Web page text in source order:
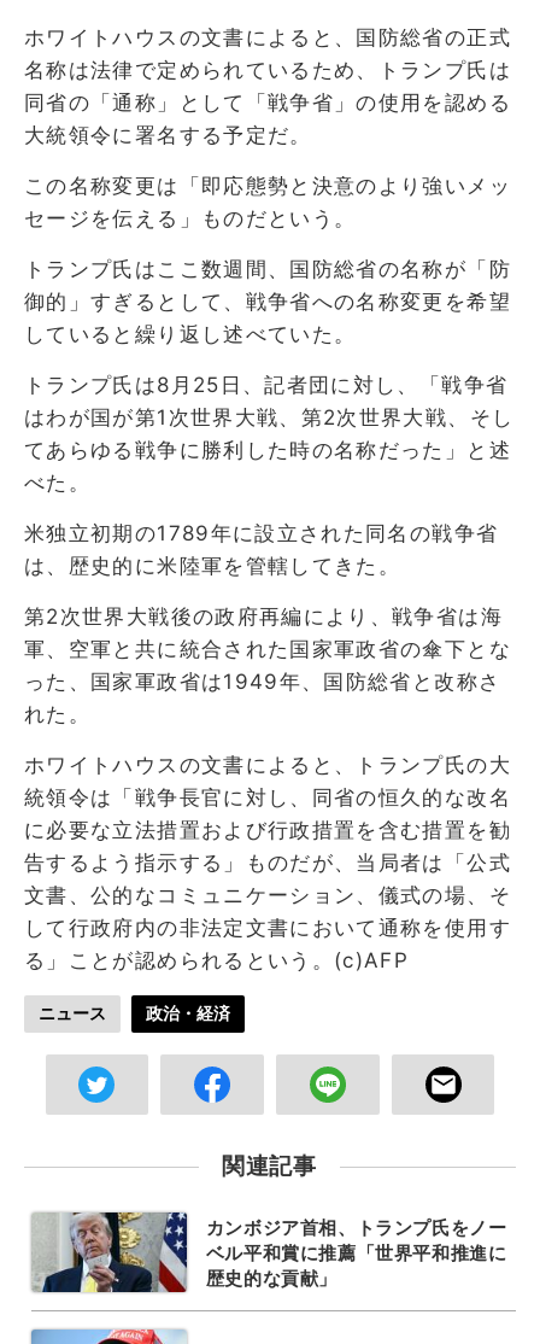
ホワイトハウスの文書によると、国防総省の正式
名称は法律で定められているため、トランプ氏は
同省の「通称」として「戦争省」の使用を認める
大統領令に署名する予定だ。
この名称変更は「即応態勢と決意のより強いメッ
セージを伝える」ものだという。
トランプ氏はここ数週間、国防総省の名称が「防
御的」すぎるとして、戦争省への名称変更を希望
していると繰り返し述べていた。
トランプ氏は8月25日、記者団に対し、「戦争省
はわが国が第1次世界大戦、第2次世界大戦、そし
てあらゆる戦争に勝利した時の名称だった」と述
べた。
米独立初期の1789年に設立された同名の戦争省
は、歴史的に米陸軍を管轄してきた。
第2次世界大戦後の政府再編により、戦争省は海
軍、空軍と共に統合された国家軍政省の傘下とな
った、国家軍政省は1949年、国防総省と改称さ
れた。
ホワイトハウスの文書によると、トランプ氏の大
統領令は「戦争長官に対し、同省の恒久的な改名
に必要な立法措置および行政措置を含む措置を勧
告するよう指示する」ものだが、当局者は「公式
文書、公的なコミュニケーション、儀式の場、そ
して行政府内の非法定文書において通称を使用す
る」ことが認められるという。(c)AFP
ニュース 政治・経済
関連記事
カンボジア首相、トランプ氏をノー
ベル平和賞に推薦「世界平和推進に
歴史的な貢献」